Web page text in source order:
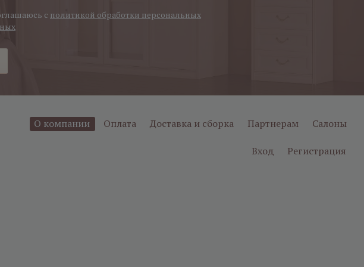
с политикой обработки персональных
О компании Оплата Доставка и сборка Партнерам Салоны
Вход Регистрация